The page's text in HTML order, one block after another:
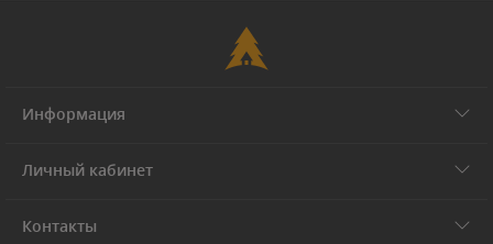
Информация
Личный кабинет
Контакты